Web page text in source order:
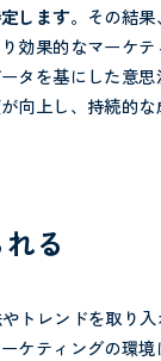
します。 その結
効果的なマーケテ
タを基にした意思
向上し、持続的な
る
トレンドを取り
ケティングの環境